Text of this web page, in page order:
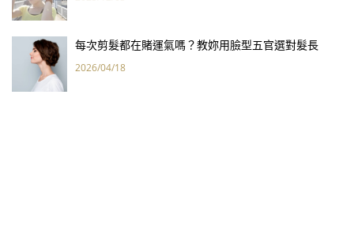
每次剪髮都在賭運氣嗎？教妳用臉型五官選對髮長
2026/04/18